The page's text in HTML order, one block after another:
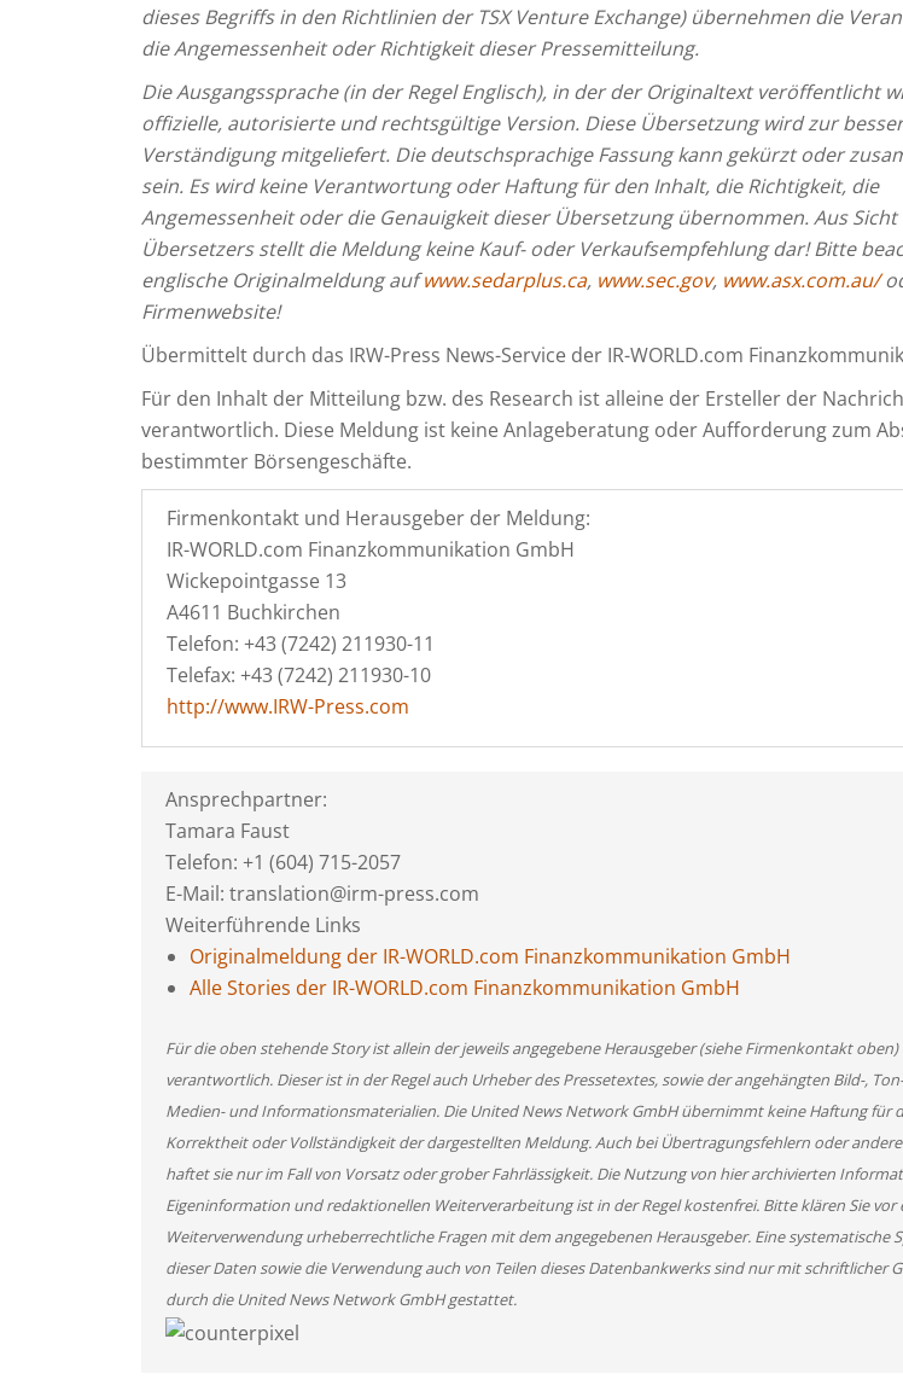
dieses Begriffs in den Richtlinien der TSX Venture Exchange) übernehmen die
die Angemessenheit oder Richtigkeit dieser Pressemitteilung.
Die Ausgangssprache (in der Regel Englisch), in der der Originaltext veröffentlicht
offizielle, autorisierte und rechtsgültige Version. Diese Übersetzung wird zur
Verständigung mitgeliefert. Die deutschsprachige Fassung kann gekürzt oder
sein. Es wird keine Verantwortung oder Haftung für den Inhalt, die Richtigkeit, die
Angemessenheit oder die Genauigkeit dieser Übersetzung übernommen. Aus Sicht
Übersetzers stellt die Meldung keine Kauf- oder Verkaufsempfehlung dar! Bitte
englische Originalmeldung aufwww.sedarplus.ca, www.sec.gov, www.asx.com.au/
Firmenwebsite!
Übermittelt durch das IRW-Press News-Service der IR-WORLD.com
Für den Inhalt der Mitteilung bzw. des Research ist alleine der Ersteller der
verantwortlich. Diese Meldung ist keine Anlageberatung oder Aufforderung zum
bestimmter Börsengeschäfte.
Firmenkontakt und Herausgeber der Meldung:
IR-WORLD.com Finanzkommunikation GmbH
Wickepointgasse 13
A4611 Buchkirchen
Telefon: +43 (7242) 211930-11
Telefax: +43 (7242) 211930-10
http://www.IRW-Press.com
Ansprechpartner:
Tamara Faust
Telefon: +1 (604) 715-2057
E-Mail: translation@irm-press.com
Weiterführende Links
Originalmeldung der IR-WORLD.com Finanzkommunikation GmbH
Alle Stories der IR-WORLD.com Finanzkommunikation GmbH
Für die oben stehende Story ist allein der jeweils angegebene Herausgeber (siehe Firmenkontakt oben)
verantwortlich. Dieser ist in der Regel auch Urheber des Pressetextes, sowie der angehängten Bild-,
Medien- und Informationsmaterialien. Die United News Network GmbH übernimmt keine Haftung für
Korrektheit oder Vollständigkeit der dargestellten Meldung. Auch bei Übertragungsfehlern oder
haftet sie nur im Fall von Vorsatz oder grober Fahrlässigkeit. Die Nutzung von hier archivierten
Eigeninformation und redaktionellen Weiterverarbeitung ist in der Regel kostenfrei. Bitte klären Sie vor
Weiterverwendung urheberrechtliche Fragen mit dem angegebenen Herausgeber. Eine systematische
dieser Daten sowie die Verwendung auch von Teilen dieses Datenbankwerks sind nur mit schriftlicher
durch die United News Network GmbH gestattet.